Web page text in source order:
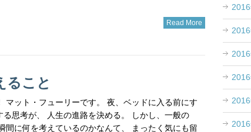
Read More
ること
マット・フューリーです。 夜、ベッドに入る前にす
る思考が、 人生の進路を決める。 しかし、一般の
間に何を考えているのかなんて、 まったく気にも留